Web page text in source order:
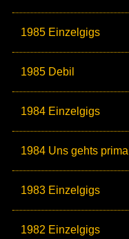
1985 Einzelgigs
1985 Debil
1984 Einzelgigs
1984 Uns gehts prima
1983 Einzelgigs
1982 Einzelgigs